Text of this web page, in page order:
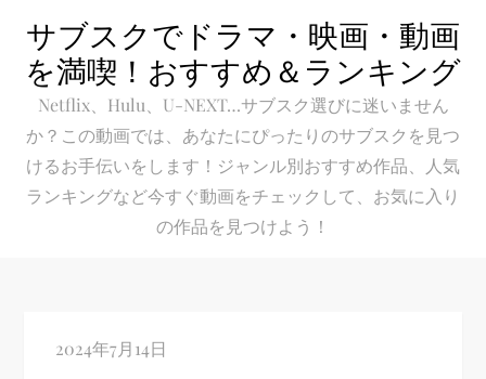
content
サブスクでドラマ・映画・動画
を満喫！おすすめ＆ランキング
Netflix、Hulu、U-NEXT…サブスク選びに迷いません
か？この動画では、あなたにぴったりのサブスクを見つ
けるお手伝いをします！ジャンル別おすすめ作品、人気
ランキングなど今すぐ動画をチェックして、お気に入り
の作品を見つけよう！